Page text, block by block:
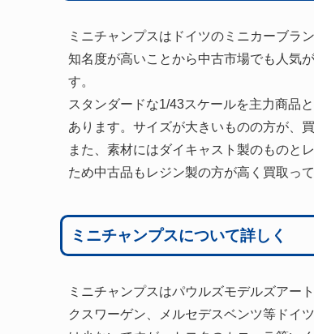
ミニチャンプスはドイツのミニカーブラ
知名度が高いことから中古市場でも人気
す。
スタンダードな1/43スケールを主力商品
あります。サイズが大きいものの方が、
また、素材にはダイキャスト製のものと
ため中古品もレジン製の方が高く買取って
ミニチャンプスについて詳しく
ミニチャンプスはパウルズモデルズアー
クスワーゲン、メルセデスベンツ等ドイ